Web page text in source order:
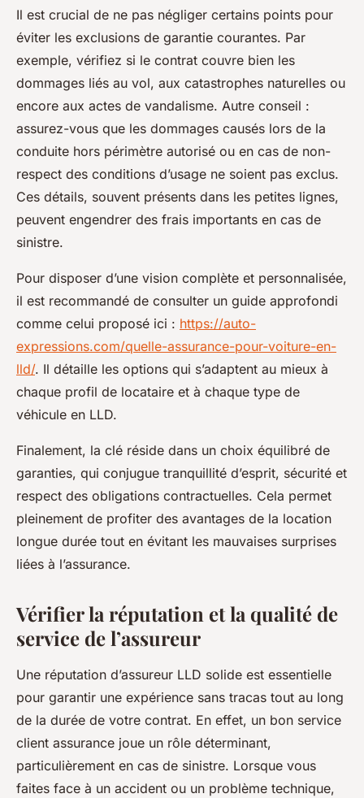
Il est crucial de ne pas négliger certains points pour
éviter les exclusions de garantie courantes. Par
exemple, vérifiez si le contrat couvre bien les
dommages liés au vol, aux catastrophes naturelles ou
encore aux actes de vandalisme. Autre conseil :
assurez-vous que les dommages causés lors de la
conduite hors périmètre autorisé ou en cas de non-
respect des conditions d’usage ne soient pas exclus.
Ces détails, souvent présents dans les petites lignes,
peuvent engendrer des frais importants en cas de
sinistre.
Pour disposer d’une vision complète et personnalisée,
il est recommandé de consulter un guide approfondi
comme celui proposé ici : https://auto-
expressions.com/quelle-assurance-pour-voiture-en-
lld/. Il détaille les options qui s’adaptent au mieux à
chaque profil de locataire et à chaque type de
véhicule en LLD.
Finalement, la clé réside dans un choix équilibré de
garanties, qui conjugue tranquillité d’esprit, sécurité et
respect des obligations contractuelles. Cela permet
pleinement de profiter des avantages de la location
longue durée tout en évitant les mauvaises surprises
liées à l’assurance.
Vérifier la réputation et la qualité de
service de l’assureur
Une réputation d’assureur LLD solide est essentielle
pour garantir une expérience sans tracas tout au long
de la durée de votre contrat. En effet, un bon service
client assurance joue un rôle déterminant,
particulièrement en cas de sinistre. Lorsque vous
faites face à un accident ou un problème technique,